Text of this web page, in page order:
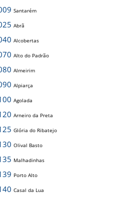
Santarém
Abrã
Alcobertas
Alto do Padrão
Almeirim
Alpiarça
Agolada
Arneiro da Preta
Glória do Ribatejo
Olival Basto
Malhadinhas
Porto Alto
Casal da Lua